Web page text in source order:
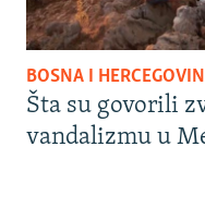
BOSNA I
Šta su govorili
vandalizmu u